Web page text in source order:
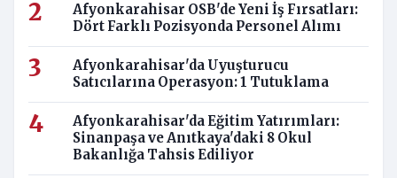
Afyonkarahisar OSB'de Yeni İş Fırsatları:
Dört Farklı Pozisyonda Personel Alımı
Afyonkarahisar'da Uyuşturucu
Satıcılarına Operasyon: 1 Tutuklama
Afyonkarahisar'da Eğitim Yatırımları:
Sinanpaşa ve Anıtkaya'daki 8 Okul
Bakanlığa Tahsis Ediliyor